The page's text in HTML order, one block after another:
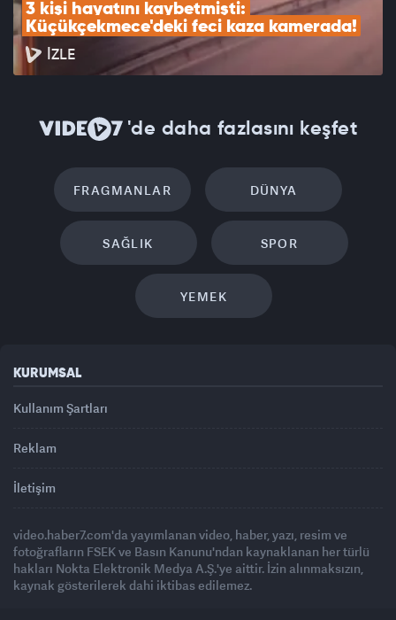
3 kişi hayatını kaybetmişti:
Küçükçekmece'deki feci kaza kamerada!
İZLE
'de daha fazlasını keşfet
FRAGMANLAR DÜNYA
SAĞLIK SPOR
YEMEK
KURUMSAL
Kullanım Şartları
Reklam
İletişim
video.haber7.com'da yayımlanan video, haber, yazı, resim ve
fotoğrafların FSEK ve Basın Kanunu'ndan kaynaklanan her türlü
hakları Nokta Elektronik Medya A.Ş.'ye aittir. İzin alınmaksızın,
kaynak gösterilerek dahi iktibas edilemez.